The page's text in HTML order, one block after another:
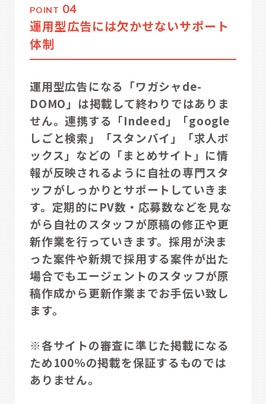
POINT 04
運用型広告には欠かせないサポート
体制
運用型広告になる「ワガシャde-
DOMO」は掲載して終わりではありま
せん。連携する「Indeed」「google
しごと検索」「スタンバイ」「求人ボ
ックス」などの「まとめサイト」に情
報が反映されるように自社の専門スタ
ッフがしっかりとサポートしていきま
す。定期的にPV数・応募数などを見な
がら自社のスタッフが原稿の修正や更
新作業を行っていきます。採用が決ま
った案件や新規で採用する案件が出た
場合でもエージェントのスタッフが原
稿作成から更新作業までお手伝い致し
ます。
※各サイトの審査に準じた掲載になる
ため100％の掲載を保証するものでは
ありません。